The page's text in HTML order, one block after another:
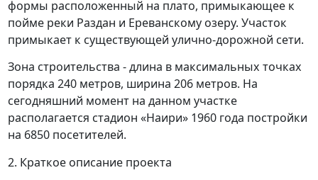
формы расположенный на плато, примыкающее к
пойме реки Раздан и Ереванскому озеру. Участок
примыкает к существующей улично-дорожной сети.
Зона строительства - длина в максимальных точках
порядка 240 метров, ширина 206 метров. На
сегодняшний момент на данном участке
располагается стадион «Наири» 1960 года постройки
на 6850 посетителей.
2. Краткое описание проекта